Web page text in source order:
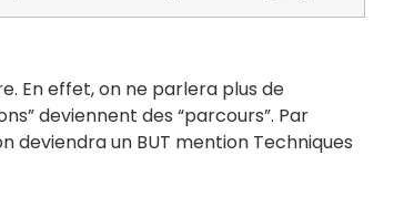
En effet, on ne parlera plus de
deviennent des “parcours”. Par
deviendra un BUT mention Techniques